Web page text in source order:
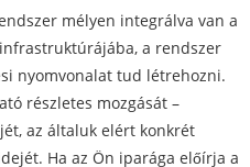
mélyen integrálva van a
a rendszer
nyomvonalat tud létrehozni.
részletes mozgását –
az általuk elért konkrét
Ha az Ön iparága előírja a